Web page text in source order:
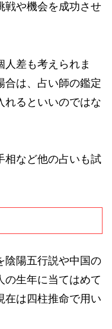
戦や機会を成功させ
人差も考えられま
合は、占い師の鑑定
れるといいのではな
相など他の占いも試
陰陽五行説や中国の
の生年に当てはめて
在は四柱推命で用い